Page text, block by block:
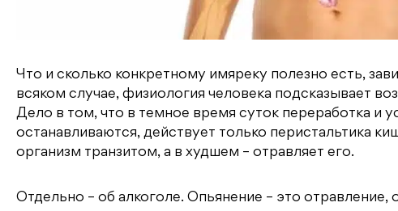
Что и сколько конкретному имяреку полезно есть,
всяком случае, физиология человека подсказывает
Дело в том, что в темное время суток переработка и
останавливаются, действует только перистальтика
организм транзитом, а в худшем – отравляет его.
Отдельно – об алкоголе. Опьянение – это отравление,